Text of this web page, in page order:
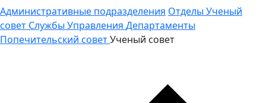
Административные подразделения Отделы Ученый
совет Службы Управления Департаменты
Попечительский советУченый совет